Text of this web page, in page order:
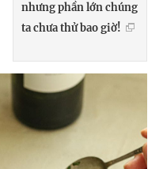
nhưng phần lớn chúng
ta chưa thử bao giờ!